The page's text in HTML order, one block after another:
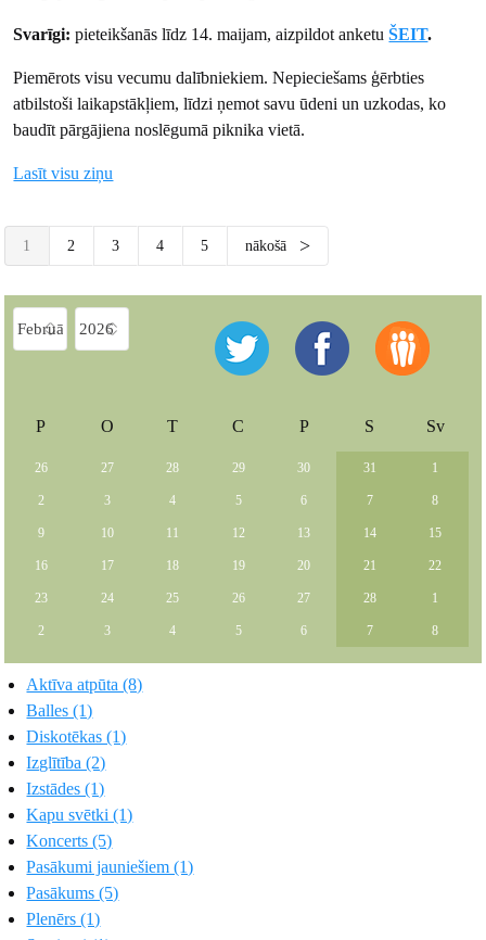
Svarīgi: pieteikšanās līdz 14. maijam, aizpildot anketuŠEIT.
Piemērots visu vecumu dalībniekiem. Nepieciešams ģērbties
atbilstoši laikapstākļiem, līdzi ņemot savu ūdeni un uzkodas, ko
baudīt pārgājiena noslēgumā piknika vietā.
Lasīt visu ziņu
1 2 3 4 5 nākošā
P O T C P S Sv
26 27 28 29 30 31 1
2 3 4 5 6 7 8
9 10 11 12 13 14 15
16 17 18 19 20 21 22
23 24 25 26 27 28 1
2 3 4 5 6 7 8
Aktīva atpūta (8)
Balles (1)
Diskotēkas (1)
Izglītība (2)
Izstādes (1)
Kapu svētki (1)
Koncerts (5)
Pasākumi jauniešiem (1)
Pasākums (5)
Plenērs (1)